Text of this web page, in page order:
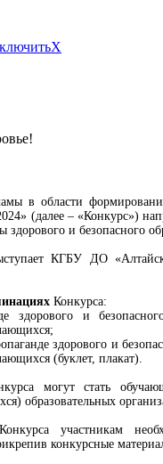
X
в области
(далее – «Конкурс»)
здорового и безопасного
КГБУ ДО
Конкурса:
здорового и
здорового и
(буклет, плакат).
могут стать
образовательных
участникам
конкурсные